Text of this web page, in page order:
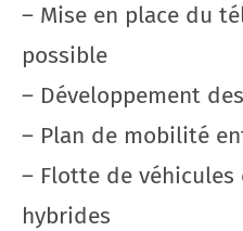
– Mise en place du
possible
– Développement
– Plan de mobilité
– Flotte de
hybrides